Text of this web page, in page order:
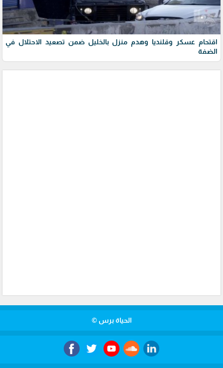
اقتحام عسكر وقلنديا وهدم منزل بالخليل ضمن تصعيد الاحتلال في
الضفة
الحياة برس ©